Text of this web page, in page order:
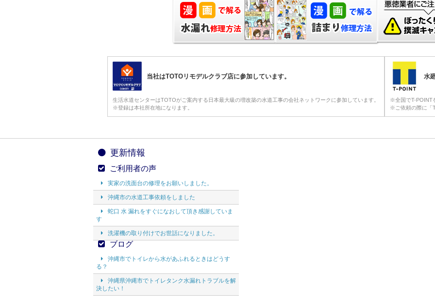
当社はTOTOリモデルクラブ店に参加しています。
生活水道センターはTOTOがご案内する日本最大級の増改築の水道工事の会社ネットワークに参加しています。
※登録は本社所在地になります。
水
※全国でT-POINT
※ご依頼の際に「
更新情報
ご利用者の声
実家の洗面台の修理をお願いしました。
沖縄市の水道工事依頼をしました
蛇口 水 漏れをすぐになおして頂き感謝していま
す
洗濯機の取り付けでお世話になりました。
ブログ
沖縄市でトイレから水があふれるときはどうす
る？
沖縄県沖縄市でトイレタンク水漏れトラブルを解
決したい！